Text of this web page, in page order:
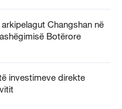
Changshan në
Botërore
investimeve direkte